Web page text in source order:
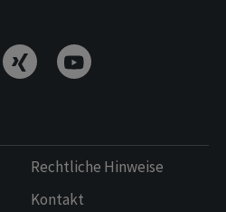
Rechtliche Hinweise
Kontakt